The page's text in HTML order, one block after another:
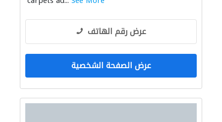
عرض رقم الهاتف
عرض الصفحة الشخصية